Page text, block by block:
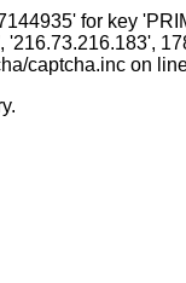
for key
'216.73.216.183',
captcha.inc on